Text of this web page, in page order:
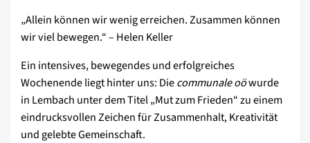
„Allein können wir wenig erreichen. Zusammen können
wir viel bewegen.“ – Helen Keller
Ein intensives, bewegendes und erfolgreiches
Wochenende liegt hinter uns: Diecommunale oöwurde
in Lembach unter dem Titel „Mut zum Frieden“ zu einem
eindrucksvollen Zeichen für Zusammenhalt, Kreativität
und gelebte Gemeinschaft.